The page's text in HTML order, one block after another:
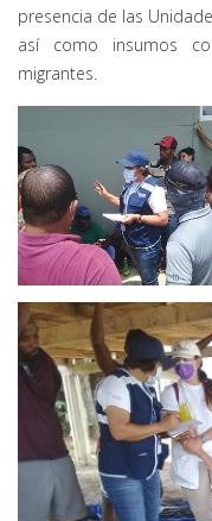
presencia de las
así como insumos
migrantes.